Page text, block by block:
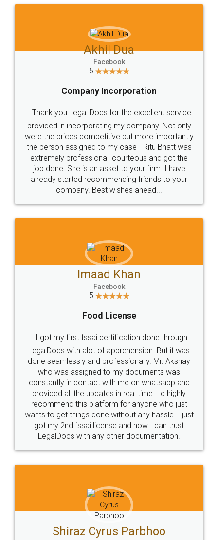
Akhil Chennupati
Facebook
Thank you Legal docs! I've applied FSSAI
licence through them. Their customer service
(Pooja) was prompt and very helpful. I had to
reach out to them periodically because of an
input error from my end. Pooja was very patient
in handling this issue. She had assisted me till
completion. Thanks for the service.
Mohit Koul
Facebook
online service which helps you step by step in
most of the day to day legal document
preparation and registration. They helped me in
preparing my Rental Agreement as a Tenant at
the comfort of my home and even did a second
visit to my Landlord who lives in different city, thus
eliminating the inconvenience of visiting me just
for the signature and verification. They have
smooth payment procedure (I paid whole
charges online) which again makes the whole